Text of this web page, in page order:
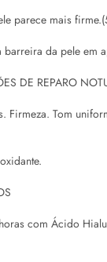
parece mais
da pele em
DE REPARO
Firmeza. Tom
com Ácido